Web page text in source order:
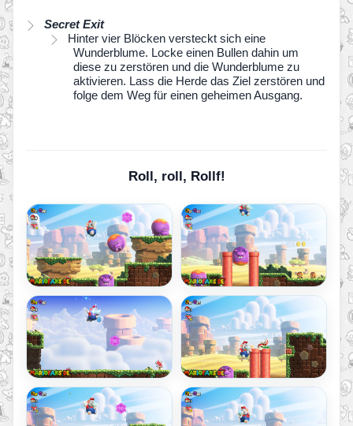
Secret Exit
Hinter vier Blöcken versteckt sich eine
Wunderblume. Locke einen Bullen dahin um
diese zu zerstören und die Wunderblume zu
aktivieren. Lass die Herde das Ziel zerstören und
folge dem Weg für einen geheimen Ausgang.
Roll, roll, Rollf!